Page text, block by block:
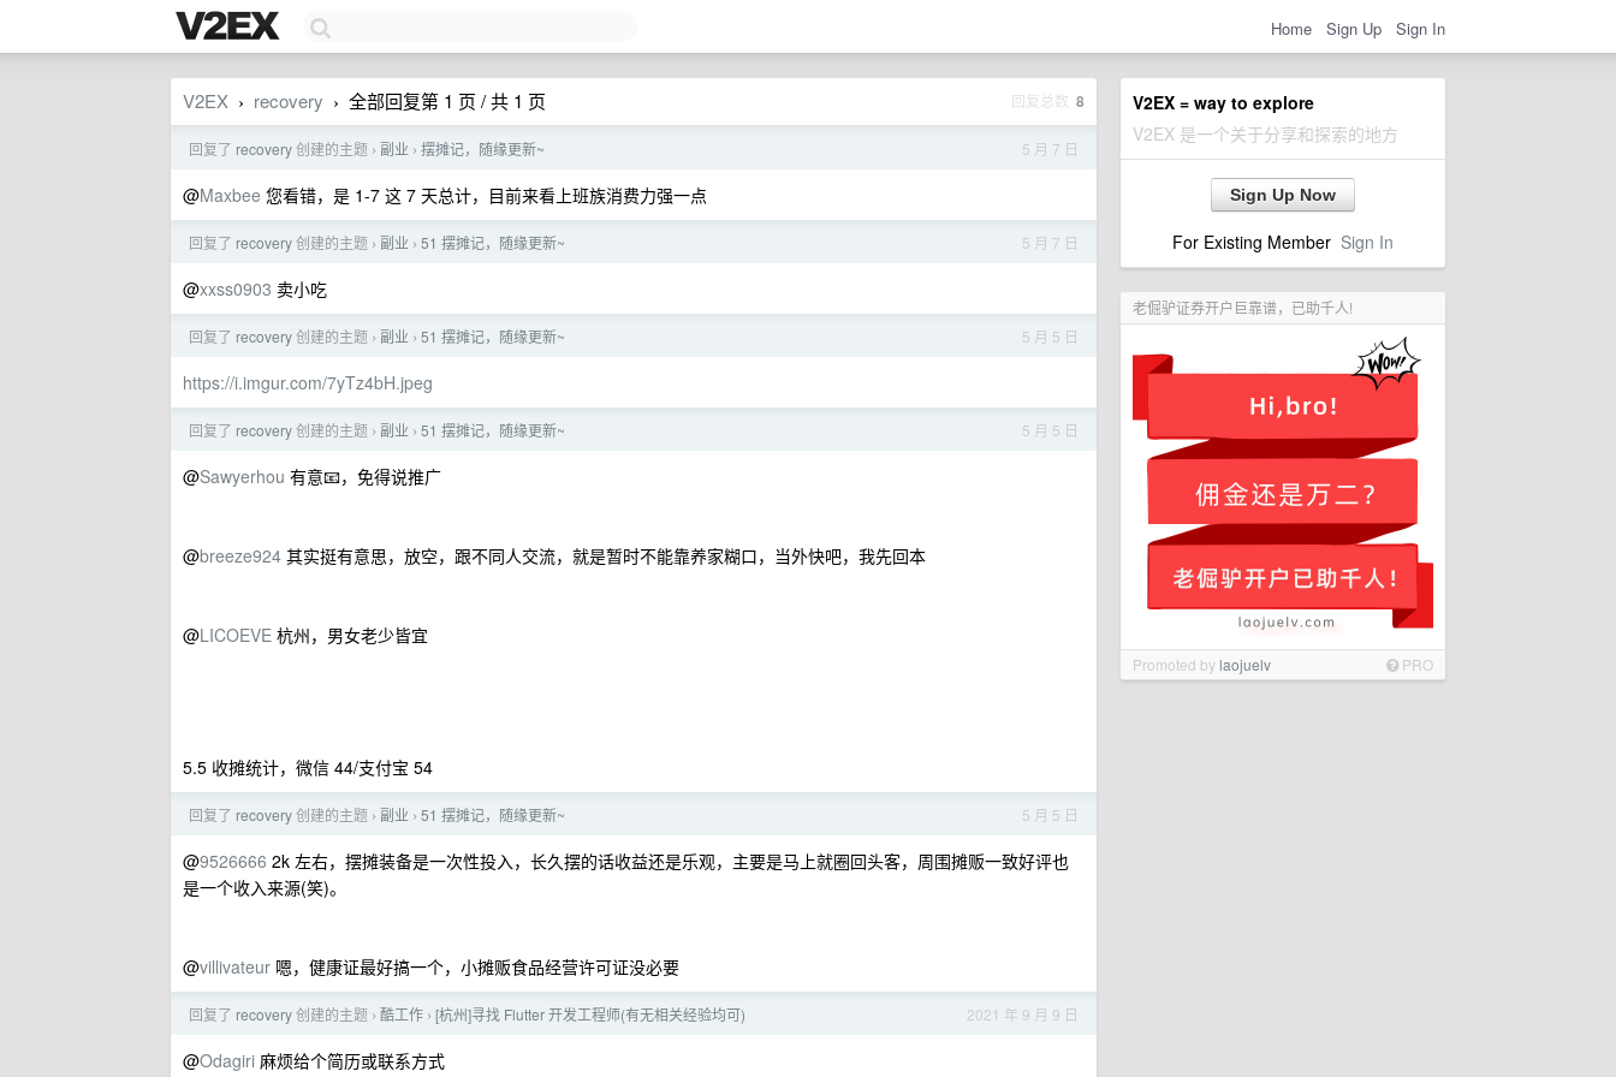
Home Sign Up Sign In
V2EX = way to explore
V2EX 是一个关于分享和探索的地方
Sign Up Now
For Existing Member Sign In
老倔驴证券开户巨靠谱，已助千人!
Promoted bylaojuelv PRO
V2EX › recovery › 全部回复第 1 页 / 共 1 页 回复总数 8
5 月 7 日
回复了 recovery创建的主题 › 副业 › 摆摊记，随缘更新~
@Maxbee 您看错，是 1-7 这 7 天总计，目前来看上班族消费力强一点
5 月 7 日
回复了 recovery创建的主题 › 副业 › 51 摆摊记，随缘更新~
@xxss0903 卖小吃
5 月 5 日
回复了 recovery创建的主题 › 副业 › 51 摆摊记，随缘更新~
https://i.imgur.com/7yTz4bH.jpeg
5 月 5 日
回复了 recovery创建的主题 › 副业 › 51 摆摊记，随缘更新~
@Sawyerhou 有意📧，免得说推广
@breeze924 其实挺有意思，放空，跟不同人交流，就是暂时不能靠养家糊口，当外快吧，我先回本
@LICOEVE 杭州，男女老少皆宜
5.5 收摊统计，微信 44/支付宝 54
5 月 5 日
回复了 recovery创建的主题 › 副业 › 51 摆摊记，随缘更新~
@9526666 2k 左右，摆摊装备是一次性投入，长久摆的话收益还是乐观，主要是马上就圈回头客，周围摊贩一致好评也
是一个收入来源(笑)。
@villivateur 嗯，健康证最好搞一个，小摊贩食品经营许可证没必要
2021 年 9 月 9 日
回复了 recovery创建的主题 › 酷工作 › [杭州]寻找 Flutter 开发工程师(有无相关经验均可)
@Odagiri 麻烦给个简历或联系方式